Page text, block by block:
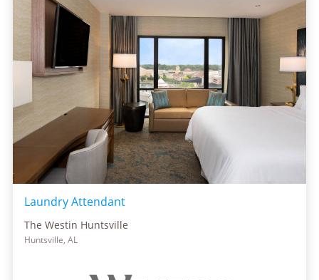
Laundry Attendant
The Westin Huntsville
Huntsville, AL